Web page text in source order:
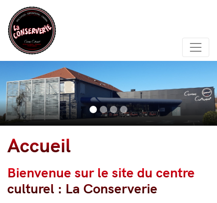
Accueil
Bienvenue sur le site du centre